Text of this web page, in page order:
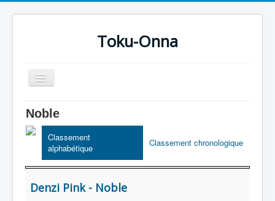
Toku-Onna
Basculer
la
Accueil
Toku-Actrices
Toku-Critiques
Séries
Films
Noble
Classement
alphabétique
Classement chronologique
Denzi Pink - Noble